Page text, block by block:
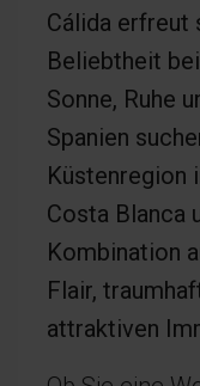
Cálida erfreut
Beliebtheit
Sonne, Ruhe
Spanien
Küstenregion
Costa Blanca
Kombination
Flair,
attraktiven